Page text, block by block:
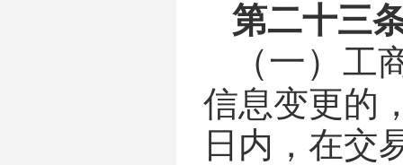
第二十三
（一） 工
信息变更的
日内，在交